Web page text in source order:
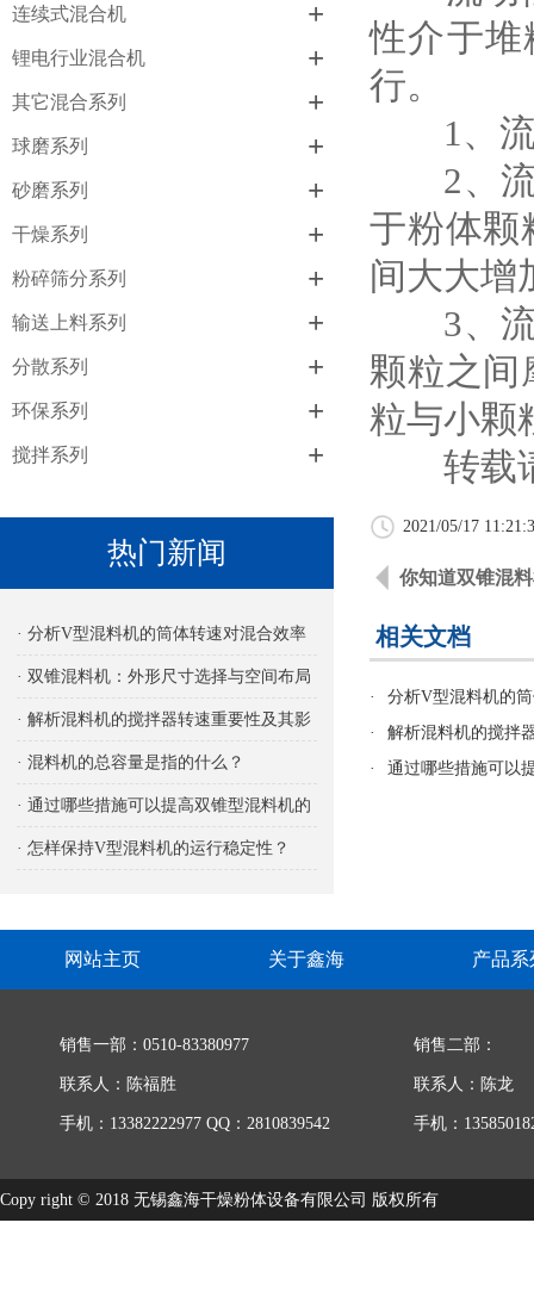
连续式混合机 +
锂电行业混合机 +
其它混合系列 +
球磨系列 +
砂磨系列 +
干燥系列 +
粉碎筛分系列 +
输送上料系列 +
分散系列 +
环保系列 +
搅拌系列 +
热门新闻
· 分析V型混料机的筒体转速对混合效率
的影响
· 双锥混料机：外形尺寸选择与空间布局
考量
· 解析混料机的搅拌器转速重要性及其影
响
· 混料机的总容量是指的什么？
· 通过哪些措施可以提高双锥型混料机的
生产能力
· 怎样保持V型混料机的运行稳定性？
性介于堆
行。
1、流
2、流
于粉体颗
间大大增
3、流
颗粒之间
粒与小颗
转载请
2021/05/17
你知道双锥混
相关文档
·
分析V型混料机的
·
解析混料机的搅拌
·
通过哪些措施可以
网站主页 关于鑫海 产品系
销售一部：0510-83380977
联系人：陈福胜
手机：13382222977 QQ：2810839542
销售二部：
联系人：陈龙
手机：
Copy right © 2018 无锡鑫海干燥粉体设备有限公司 版权所有